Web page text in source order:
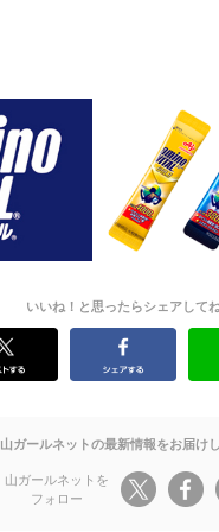
いいね！と思ったらシェアして
山ガールネットの最新情報をお届け
山ガールネットを
フォロー